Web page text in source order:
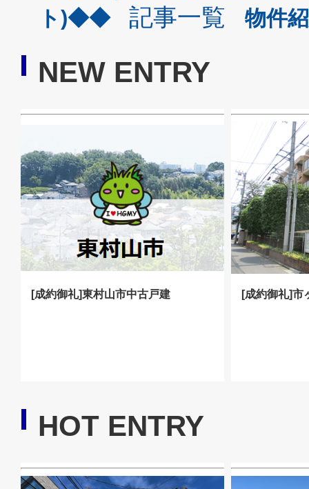
ト)◆◆
記事一覧 物件
NEW ENTRY
[成約御礼]東村山市中古戸建 [成約御礼]市
HOT ENTRY